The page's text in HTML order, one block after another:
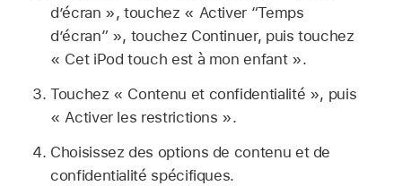
d’écran », touchez « Activer “Temps
d’écran” », touchez Continuer, puis touchez
« Cet iPod touch est à mon enfant ».
Touchez « Contenu et confidentialité », puis
« Activer les restrictions ».
Choisissez des options de contenu et de
confidentialité spécifiques.